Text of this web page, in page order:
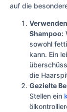
auf die
Shampoo:
sowohl
kann. Ein
die
Gezielte
Stellen ein